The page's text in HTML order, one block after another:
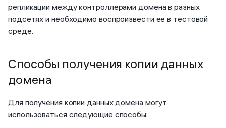
репликации между контроллерами домена в разных
подсетях и необходимо воспроизвести ее в тестовой
среде.
Способы получения копии данных
домена
Для получения копии данных домена могут
использоваться следующие способы: